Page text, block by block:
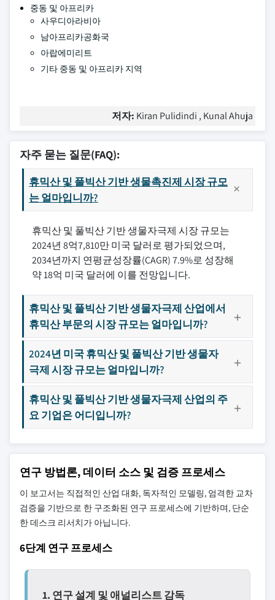
중동 및 아프리카
사우디아라비아
남아프리카공화국
아랍에미리트
기타 중동 및 아프리카 지역
저자: Kiran Pulidindi , Kunal Ahuja
자주 묻는 질문(FAQ):
휴믹산 및 풀빅산 기반 생물촉진제 시장 규모
는 얼마입니까?
휴믹산 및 풀빅산 기반 생물자극제 시장 규모는
2024년 8억7,810만 미국 달러로 평가되었으며,
2034년까지 연평균성장률(CAGR) 7.9%로 성장해
약 18억 미국 달러에 이를 전망입니다.
휴믹산 및 풀빅산 기반 생물자극제 산업에서
휴믹산 부문의 시장 규모는 얼마입니까?
2024년 미국 휴믹산 및 풀빅산 기반 생물자
극제 시장 규모는 얼마입니까?
휴믹산 및 풀빅산 기반 생물자극제 산업의 주
요 기업은 어디입니까?
연구 방법론, 데이터 소스 및 검증 프로세스
이 보고서는 직접적인 산업 대화, 독자적인 모델링, 엄격한 교차
검증을 기반으로 한 구조화된 연구 프로세스에 기반하며, 단순
한 데스크 리서치가 아닙니다.
6단계 연구 프로세스
1. 연구 설계 및 애널리스트 감독